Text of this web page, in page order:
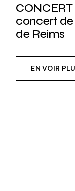
concert de
de Reims
EN VOIR